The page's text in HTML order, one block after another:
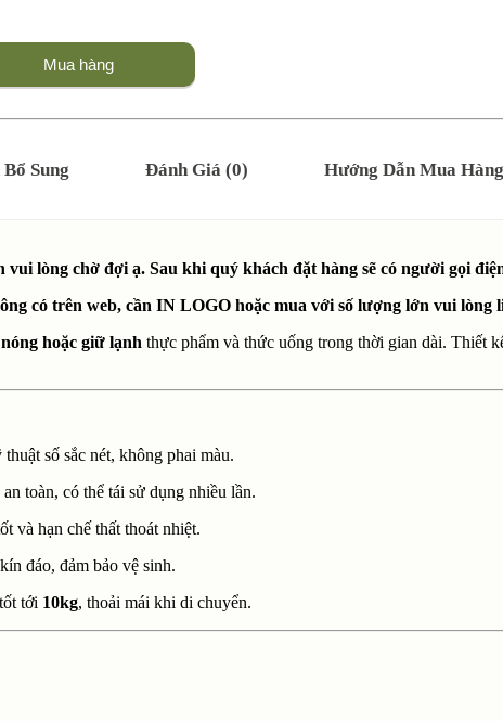
Mua hàng
Sung Đánh Giá (0) Hướng Dẫn Mua Hàng
lòng chờ đợi ạ. Sau khi quý khách đặt hàng sẽ có người gọi
có trên web, cần IN LOGO hoặc mua với số lượng lớn vui lòng
hoặc giữ lạnh thực phẩm và thức uống trong thời gian dài. Thiết
số sắc nét, không phai màu.
toàn, có thể tái sử dụng nhiều lần.
và hạn chế thất thoát nhiệt.
đáo, đảm bảo vệ sinh.
tới 10kg, thoải mái khi di chuyển.